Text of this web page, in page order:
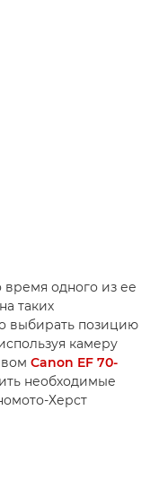
одного из ее
таких
выбирать позицию
камеру
Canon EF 70-
необходимые
Херст